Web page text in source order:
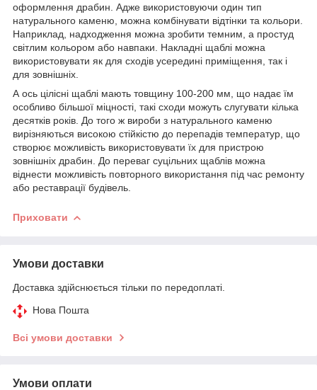
оформлення драбин. Адже використовуючи один тип
натурального каменю, можна комбінувати відтінки та кольори.
Наприклад, надходження можна зробити темним, а простуд
світлим кольором або навпаки. Накладні щаблі можна
використовувати як для сходів усередині приміщення, так і
для зовнішніх.
А ось цілісні щаблі мають товщину 100-200 мм, що надає їм
особливо більшої міцності, такі сходи можуть слугувати кілька
десятків років. До того ж вироби з натурального каменю
вирізняються високою стійкістю до перепадів температур, що
створює можливість використовувати їх для пристрою
зовнішніх драбин. До переваг суцільних щаблів можна
віднести можливість повторного використання під час ремонту
або реставрації будівель.
Приховати
Умови доставки
Доставка здійснюється тільки по передоплаті.
Нова Пошта
Всі умови доставки
Умови оплати